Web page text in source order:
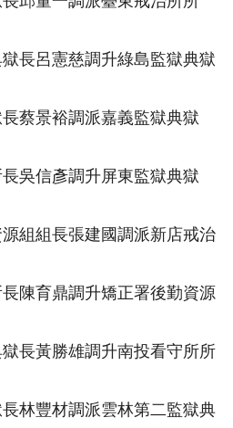
長呂憲慈調升綠島監獄典獄
蔡景裕調派嘉義監獄典獄
吳信彥調升屏東監獄典獄
組組長張建國調派新店戒治
陳育鼎調升矯正署後勤資源
長黃勝雄調升南投看守所所
林豐材調派雲林第二監獄典